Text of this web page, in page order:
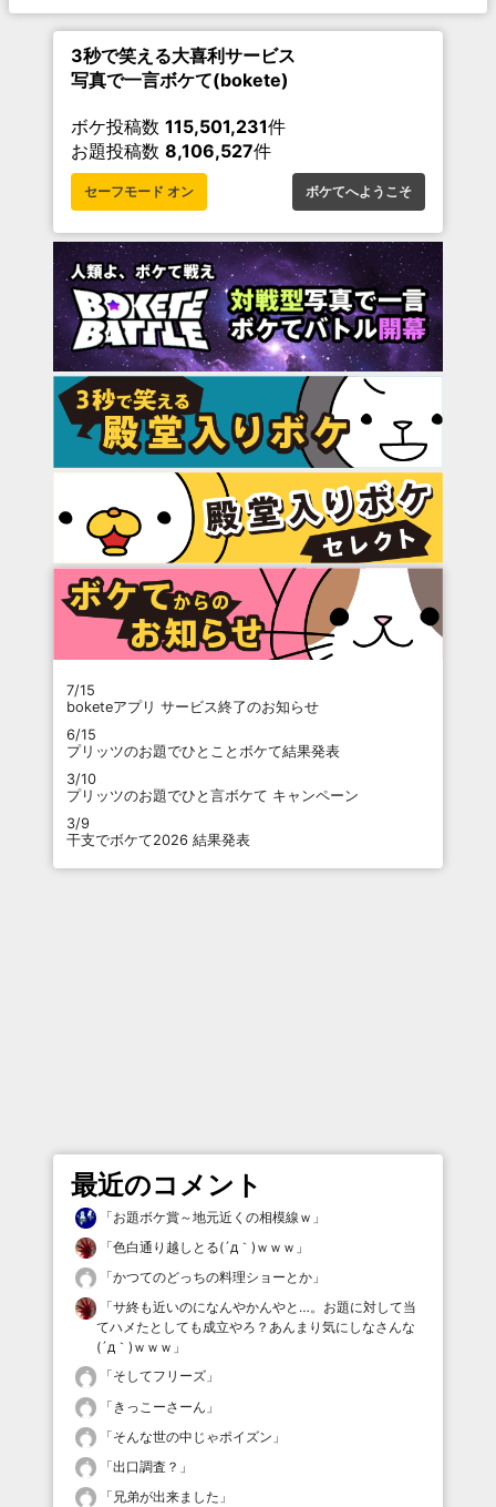
3秒で笑える大喜利サービス
写真で一言ボケて(bokete)
ボケ投稿数 115,501,231件
お題投稿数 8,106,527件
セーフモード オン ボケてへようこそ
7/15
boketeアプリ サービス終了のお知らせ
6/15
プリッツのお題でひとことボケて結果発表
3/10
プリッツのお題でひと言ボケて キャンペーン
3/9
干支でボケて2026 結果発表
最近のコメント
「お題ボケ賞～地元近くの相模線ｗ 」
「色白通り越しとる(´д｀)ｗｗｗ 」
「かつてのどっちの料理ショーとか 」
「サ終も近いのになんやかんやと…。お題に対して当
てハメたとしても成立やろ？あんまり気にしなさんな
(´д｀)ｗｗｗ 」
「そしてフリーズ 」
「 きっこーさーん 」
「そんな世の中じゃポイズン 」
「出口調査？ 」
「 兄弟が出来ました 」